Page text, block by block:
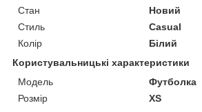
Стан
Новий
Стиль
Casual
Колір
Білий
Користувальницькі характеристики
Мoдель
Футболка
Розмір
XS